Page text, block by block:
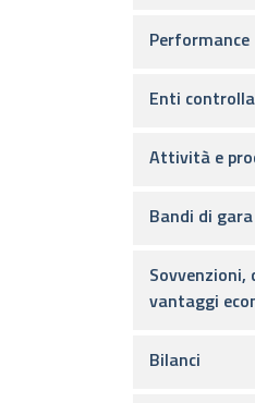
Performance
Enti
Attività e
Bandi di
vantaggi
Bilanci